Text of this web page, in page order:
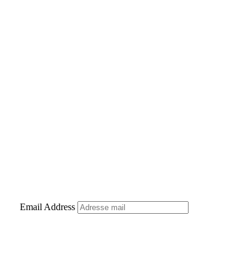
Email Address